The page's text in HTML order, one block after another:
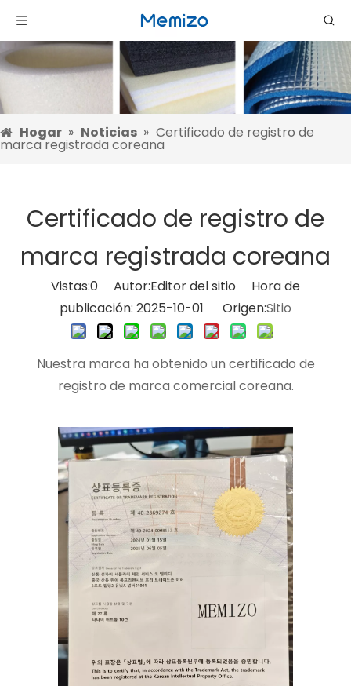
Hogar » Noticias » Certificado de registro de
marca registrada coreana
Certificado de registro de
marca registrada coreana
Vistas:0 Autor:Editor del sitio Hora de
publicación: 2025-10-01 Origen:Sitio
Nuestra marca ha obtenido un certificado de
registro de marca comercial coreana.